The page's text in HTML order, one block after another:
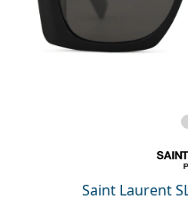
Saint Laurent